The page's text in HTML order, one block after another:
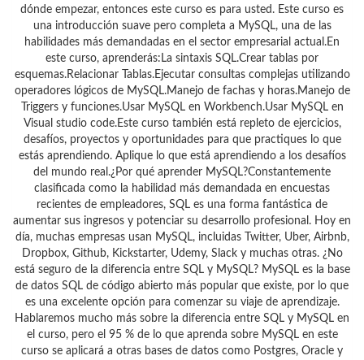
dónde empezar, entonces este curso es para usted. Este curso es
una introducción suave pero completa a MySQL, una de las
habilidades más demandadas en el sector empresarial actual.En
este curso, aprenderás:La sintaxis SQL.Crear tablas por
esquemas.Relacionar Tablas.Ejecutar consultas complejas utilizando
operadores lógicos de MySQL.Manejo de fachas y horas.Manejo de
Triggers y funciones.Usar MySQL en Workbench.Usar MySQL en
Visual studio code.Este curso también está repleto de ejercicios,
desafíos, proyectos y oportunidades para que practiques lo que
estás aprendiendo. Aplique lo que está aprendiendo a los desafíos
del mundo real.¿Por qué aprender MySQL?Constantemente
clasificada como la habilidad más demandada en encuestas
recientes de empleadores, SQL es una forma fantástica de
aumentar sus ingresos y potenciar su desarrollo profesional. Hoy en
día, muchas empresas usan MySQL, incluidas Twitter, Uber, Airbnb,
Dropbox, Github, Kickstarter, Udemy, Slack y muchas otras. ¿No
está seguro de la diferencia entre SQL y MySQL? MySQL es la base
de datos SQL de código abierto más popular que existe, por lo que
es una excelente opción para comenzar su viaje de aprendizaje.
Hablaremos mucho más sobre la diferencia entre SQL y MySQL en
el curso, pero el 95 % de lo que aprenda sobre MySQL en este
curso se aplicará a otras bases de datos como Postgres, Oracle y